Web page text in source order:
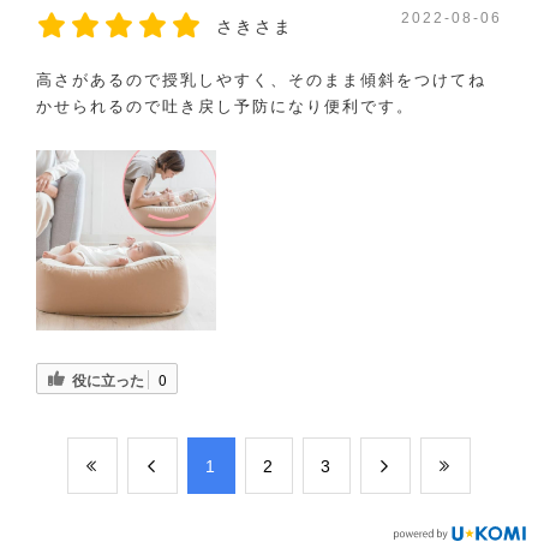
さきさま 2022-08-06
高さがあるので授乳しやすく、そのまま傾斜をつけてね
かせられるので吐き戻し予防になり便利です。
役に立った 0
​1 ​2 ​3